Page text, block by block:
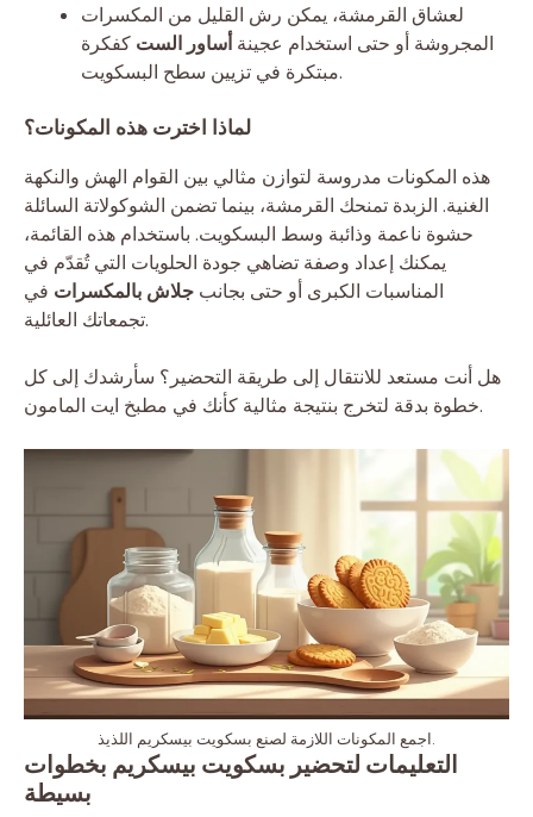
لعشاق القرمشة، يمكن رش القليل من المكسرات
المجروشة أو حتى استخدام عجينةأساور الست كفكرة
مبتكرة في تزيين سطح البسكويت.
لماذا اخترت هذه المكونات؟
هذه المكونات مدروسة لتوازن مثالي بين القوام الهش والنكهة
الغنية. الزبدة تمنحك القرمشة، بينما تضمن الشوكولاتة السائلة
حشوة ناعمة وذائبة وسط البسكويت. باستخدام هذه القائمة،
يمكنك إعداد وصفة تضاهي جودة الحلويات التي تُقدّم في
المناسبات الكبرى أو حتى بجانب جلاش بالمكسرات في
تجمعاتك العائلية.
هل أنت مستعد للانتقال إلى طريقة التحضير؟ سأرشدك إلى كل
خطوة بدقة لتخرج بنتيجة مثالية كأنك في مطبخ ايت المامون.
اجمع المكونات اللازمة لصنع بسكويت بيسكريم اللذيذ.
التعليمات لتحضير بسكويت بيسكريم بخطوات
بسيطة